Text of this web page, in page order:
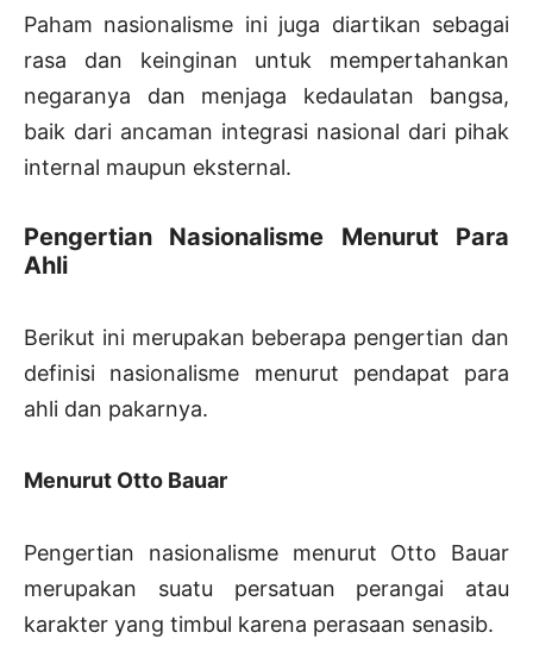
Paham nasionalisme ini juga diartikan sebagai
rasa dan keinginan untuk mempertahankan
negaranya dan menjaga kedaulatan bangsa,
baik dari ancaman integrasi nasional dari pihak
internal maupun eksternal.
Pengertian Nasionalisme Menurut Para
Ahli
Berikut ini merupakan beberapa pengertian dan
definisi nasionalisme menurut pendapat para
ahli dan pakarnya.
Menurut Otto Bauar
Pengertian nasionalisme menurut Otto Bauar
merupakan suatu persatuan perangai atau
karakter yang timbul karena perasaan senasib.